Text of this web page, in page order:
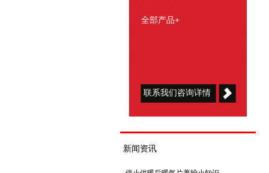
全部产品+
联系我们咨询详情
新闻资讯